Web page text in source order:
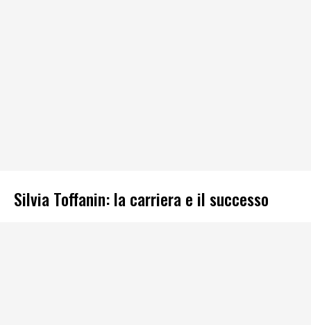
Silvia Toffanin: la carriera e il successo